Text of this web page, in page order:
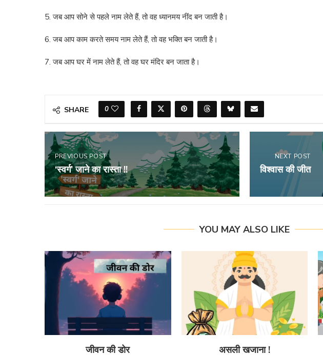
5. जब आप सोने से पहले नाम लेते हैं, तो वह ध्यानमय नींद बन जाती है।
6. जब आप काम करते समय नाम लेते हैं, तो वह भक्ति बन जाती है।
7. जब आप घर में नाम लेते हैं, तो वह घर मंदिर बन जाता है।
SHARE 0
PREVIOUS POST
‘स्वर्ग’ जाने का रास्ता !!
NEXT POST
विश्वास की जीत
YOU MAY ALSO LIKE
जीवन की डोर असली खजाना !